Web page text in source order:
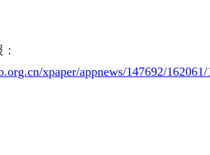
xpaper/appnews/147692/